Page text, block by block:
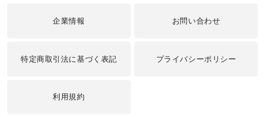
企業情報 お問い合わせ
特定商取引法に基づく表記 プライバシーポリシー
利用規約